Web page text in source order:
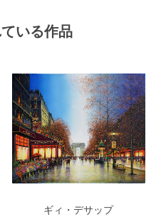
いる作品
ギィ・デサップ